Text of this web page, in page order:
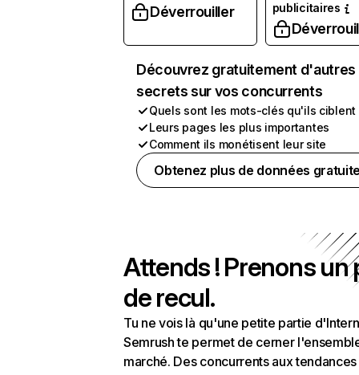
Déverrouiller
publicitaires
Découvrez gratuitement d'autres
secrets sur vos concurrents
Quels sont les mots-clés qu'ils ciblent
Leurs pages les plus importantes
Comment ils monétisent leur site
Obtenez plus de données
Attends ! Prenons un
de recul.
Tu ne vois là qu'une petite partie
Semrush te permet de cerner
marché. Des concurrents aux